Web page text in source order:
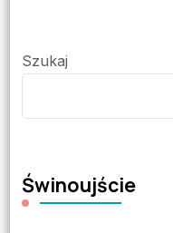
Szukaj
Świnoujście